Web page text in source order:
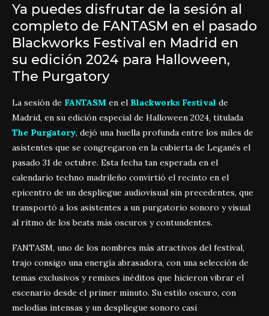
Ya puedes disfrutar de la sesión al
completo de FANTASM en el pasado
Blackworks Festival en Madrid en
su edición 2024 para Halloween,
The Purgatory
La sesión de FANTASM en el Blackworks Festival de
Madrid, en su edición especial de Halloween 2024, titulada
The Purgatory, dejó una huella profunda entre los miles de
asistentes que se congregaron en la cubierta de Leganés el
pasado 31 de octubre. Esta fecha tan esperada en el
calendario techno madrileño convirtió el recinto en el
epicentro de un despliegue audiovisual sin precedentes, que
transportó a los asistentes a un purgatorio sonoro y visual
al ritmo de los beats más oscuros y contundentes.
FANTASM, uno de los nombres más atractivos del festival,
trajo consigo una energía abrasadora, con una selección de
temas exclusivos y remixes inéditos que hicieron vibrar el
escenario desde el primer minuto. Su estilo oscuro, con
melodías intensas y un despliegue sonoro casi